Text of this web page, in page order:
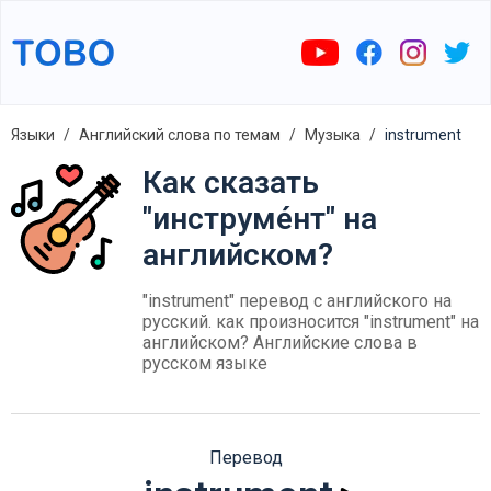
Языки Английский слова по темам Музыка instrument
Как сказать
"инструме́нт" на
английском?
"instrument" перевод с английского на
русский. как произносится "instrument" на
английском? Английские слова в
русском языке
Перевод